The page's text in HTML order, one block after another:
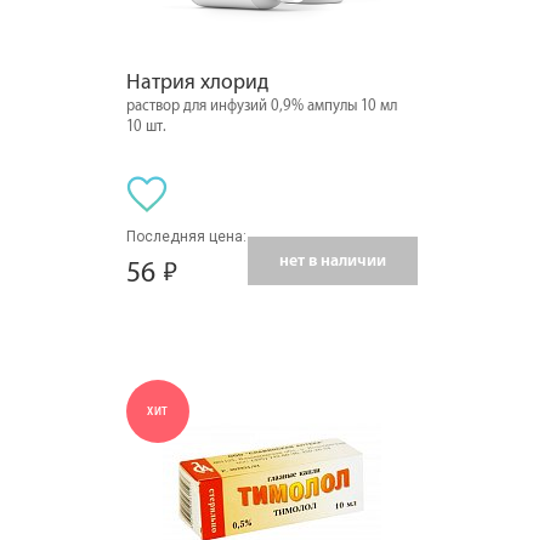
Натрия хлорид
раствор для инфузий 0,9% ампулы 10 мл
10 шт.
Последняя цена:
56 нет в наличии
ХИТ